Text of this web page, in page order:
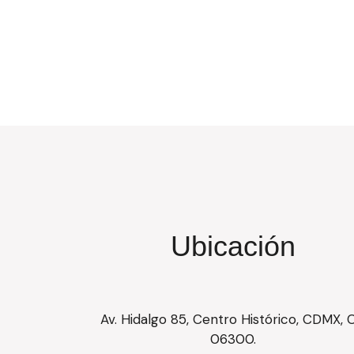
Ubicación
Av. Hidalgo 85, Centro Histórico, CDMX,
06300.